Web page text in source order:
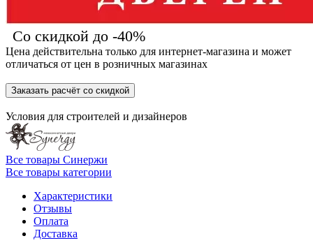
Со скидкой до -40%
Цена действительна только для интернет-магазина и может
отличаться от цен в розничных магазинах
Заказать расчёт со скидкой
Условия для строителей и дизайнеров
Все товары Синержи
Все товары категории
Характеристики
Отзывы
Оплата
Доставка